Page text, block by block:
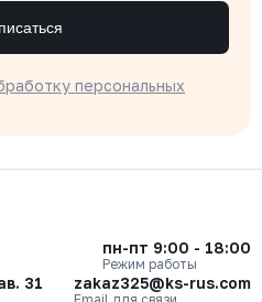
персональных
пн-пт 9:00 - 18:00
Режим работы
31 zakaz325@ks-rus.com